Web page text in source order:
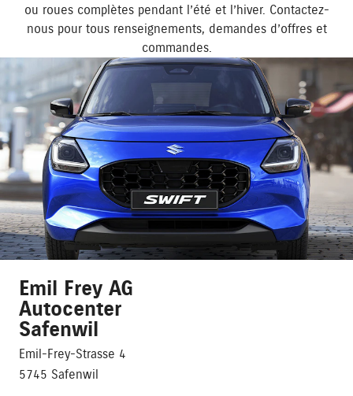
ou roues complètes pendant l’été et l’hiver. Contactez-
nous pour tous renseignements, demandes d’offres et
commandes.
Emil Frey AG
Autocenter
Safenwil
Emil-Frey-Strasse 4
5745 Safenwil